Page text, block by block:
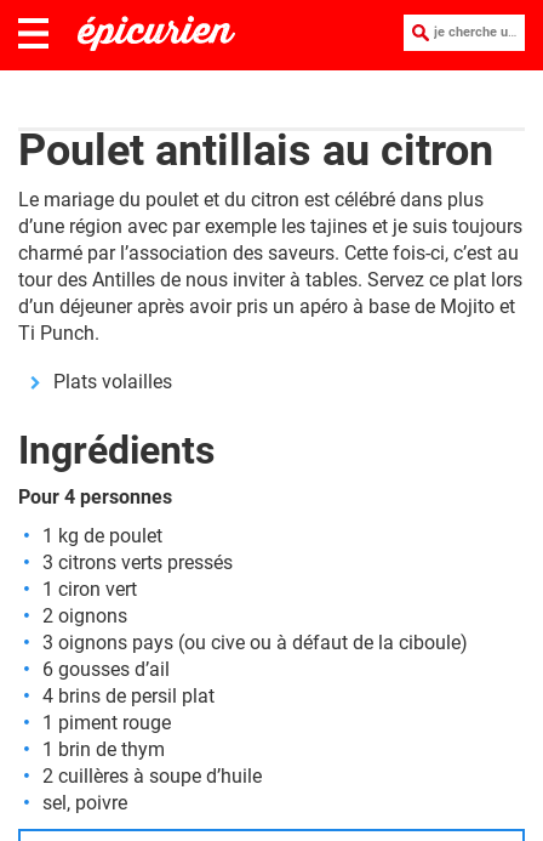
je cherche une recette :
Poulet antillais au citron
Le mariage du poulet et du citron est célébré dans plus
d’une région avec par exemple les tajines et je suis toujours
charmé par l’association des saveurs. Cette fois-ci, c’est au
tour des Antilles de nous inviter à tables. Servez ce plat lors
d’un déjeuner après avoir pris un apéro à base de Mojito et
Ti Punch.
Plats volailles
Ingrédients
Pour 4 personnes
1 kg de poulet
3 citrons verts pressés
1 ciron vert
2 oignons
3 oignons pays (ou cive ou à défaut de la ciboule)
6 gousses d’ail
4 brins de persil plat
1 piment rouge
1 brin de thym
2 cuillères à soupe d’huile
sel, poivre